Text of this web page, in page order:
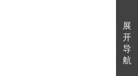
展
开
导
航